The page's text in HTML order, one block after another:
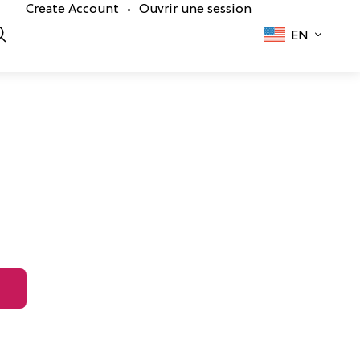
Create Account •
Ouvrir une session
EN